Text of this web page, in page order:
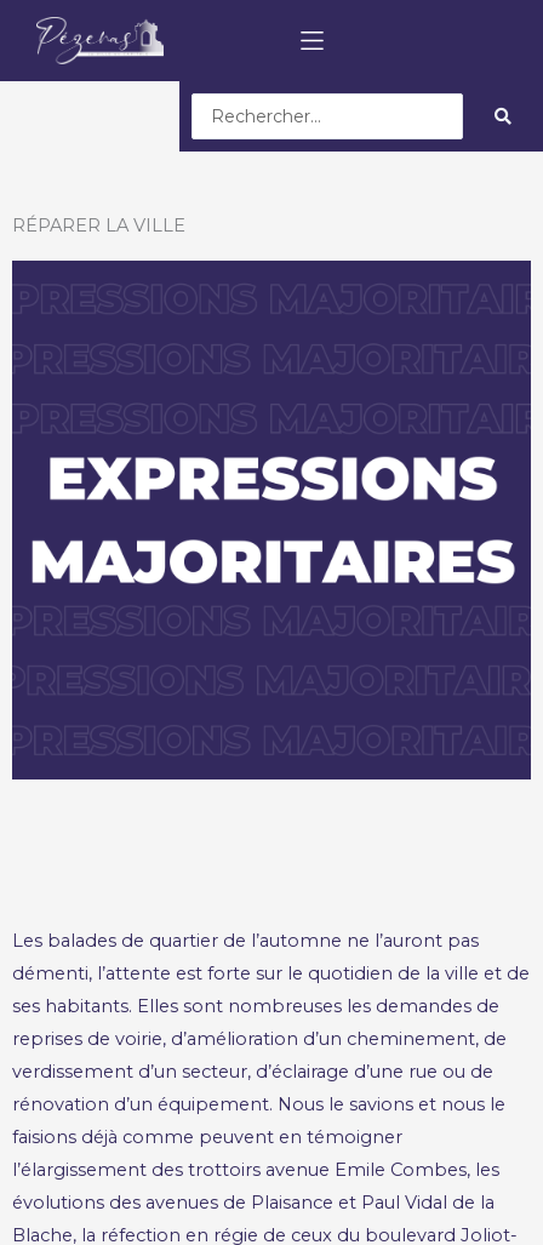
Search
...
RÉPARER LA VILLE
Les balades de quartier de l’automne ne l’auront pas
démenti, l’attente est forte sur le quotidien de la ville et de
ses habitants. Elles sont nombreuses les demandes de
reprises de voirie, d’amélioration d’un cheminement, de
verdissement d’un secteur, d’éclairage d’une rue ou de
rénovation d’un équipement. Nous le savions et nous le
faisions déjà comme peuvent en témoigner
l’élargissement des trottoirs avenue Emile Combes, les
évolutions des avenues de Plaisance et Paul Vidal de la
Blache, la réfection en régie de ceux du boulevard Joliot-